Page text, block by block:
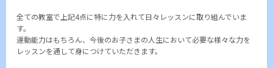
全ての教室で上記4点に特に力を入れて日々レッスンに取り組んでいま
す。
運動能力はもちろん、今後のお子さまの人生において必要な様々な力を
レッスンを通して身につけていただきます。